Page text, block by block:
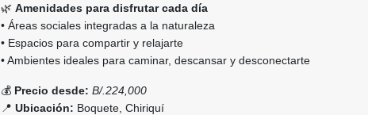
🌿 Amenidades para disfrutar cada día
• Áreas sociales integradas a la naturaleza
• Espacios para compartir y relajarte
• Ambientes ideales para caminar, descansar y desconectarte
💰 Precio desde: B/.224,000
📍 Ubicación: Boquete, Chiriquí